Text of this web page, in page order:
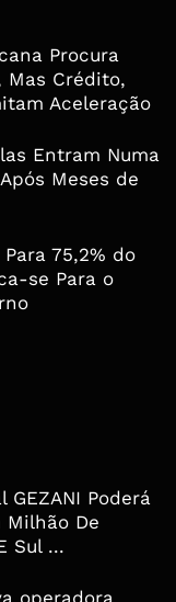
Procura
Mas Crédito,
Aceleração
Entram Numa
Meses de
75,2% do
se Para o
GEZANI Poderá
Milhão De
Sul ...
operadora